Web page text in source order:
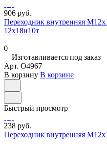
906 руб.
Переходник внутренняя
12х18н10т
0
Изготавливается под заказ
Арт. O4967
В корзину В корзине
Быстрый просмотр
238 руб.
Переходник внутренняя